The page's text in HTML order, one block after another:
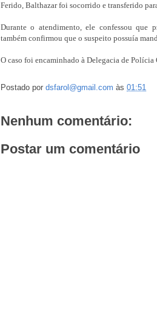
Ferido, Balthazar foi socorrido e transferido
Durante o atendimento, ele confessou que
também confirmou que o suspeito possuía
O caso foi encaminhado à Delegacia de
Postado por dsfarol@gmail.com às 01:51
Nenhum comentário:
Postar um comentário